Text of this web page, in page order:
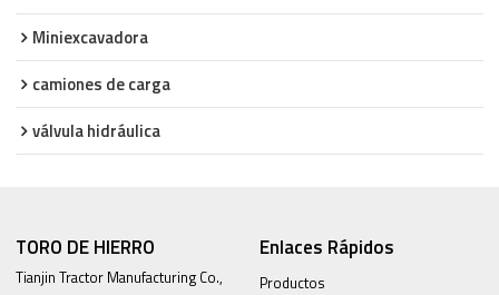
Miniexcavadora
camiones de carga
válvula hidráulica
TORO DE HIERRO
Tianjin Tractor Manufacturing Co.,
Enlaces Rápidos
Productos